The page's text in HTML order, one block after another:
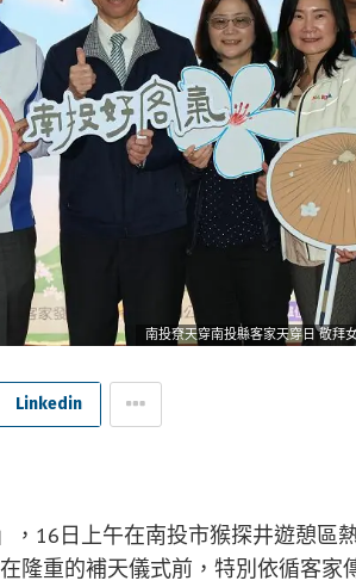
南投尞天穿南投縣客家天穿日 敬拜
Linkedin
，16日上午在南投市猴探井遊憩區
隆重的補天儀式前，特別依循客家